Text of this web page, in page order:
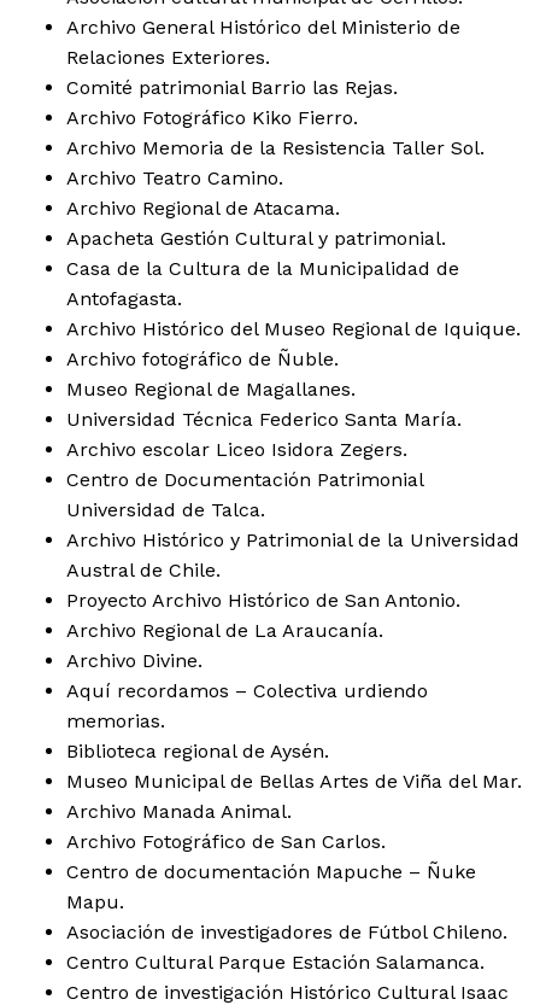
Archivo General Histórico del Ministerio de
Relaciones Exteriores.
Comité patrimonial Barrio las Rejas.
Archivo Fotográfico Kiko Fierro.
Archivo Memoria de la Resistencia Taller Sol.
Archivo Teatro Camino.
Archivo Regional de Atacama.
Apacheta Gestión Cultural y patrimonial.
Casa de la Cultura de la Municipalidad de
Antofagasta.
Archivo Histórico del Museo Regional de Iquique.
Archivo fotográfico de Ñuble.
Museo Regional de Magallanes.
Universidad Técnica Federico Santa María.
Archivo escolar Liceo Isidora Zegers.
Centro de Documentación Patrimonial
Universidad de Talca.
Archivo Histórico y Patrimonial de la Universidad
Austral de Chile.
Proyecto Archivo Histórico de San Antonio.
Archivo Regional de La Araucanía.
Archivo Divine.
Aquí recordamos – Colectiva urdiendo
memorias.
Biblioteca regional de Aysén.
Museo Municipal de Bellas Artes de Viña del Mar.
Archivo Manada Animal.
Archivo Fotográfico de San Carlos.
Centro de documentación Mapuche – Ñuke
Mapu.
Asociación de investigadores de Fútbol Chileno.
Centro Cultural Parque Estación Salamanca.
Centro de investigación Histórico Cultural Isaac